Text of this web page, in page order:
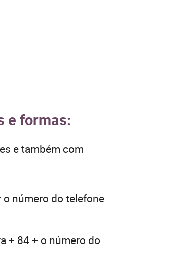
e formas:
e também com
número do telefone
+ 84 + o número do